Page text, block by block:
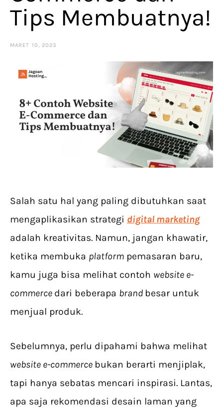
Tips Membuatnya!
MARET 10, 2023
Salah satu hal yang paling dibutuhkan saat
mengaplikasikan strategi digital marketing
adalah kreativitas. Namun, jangan khawatir,
ketika membuka platform pemasaran baru,
kamu juga bisa melihat contoh website e-
commerce dari beberapa brand besar untuk
menjual produk.
Sebelumnya, perlu dipahami bahwa melihat
website e-commerce bukan berarti menjiplak,
tapi hanya sebatas mencari inspirasi. Lantas,
apa saja rekomendasi desain laman yang